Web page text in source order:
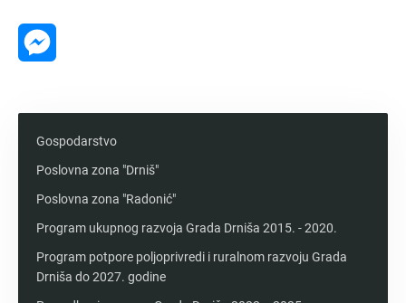
Gospodarstvo
Poslovna zona "Drniš"
Poslovna zona "Radonić"
Program ukupnog razvoja Grada Drniša 2015. - 2020.
Program potpore poljoprivredi i ruralnom razvoju Grada
Drniša do 2027. godine